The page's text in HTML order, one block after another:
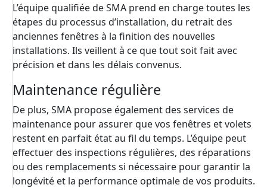
L’équipe qualifiée de SMA prend en charge toutes les
étapes du processus d’installation, du retrait des
anciennes fenêtres à la finition des nouvelles
installations. Ils veillent à ce que tout soit fait avec
précision et dans les délais convenus.
Maintenance régulière
De plus, SMA propose également des services de
maintenance pour assurer que vos fenêtres et volets
restent en parfait état au fil du temps. L’équipe peut
effectuer des inspections régulières, des réparations
ou des remplacements si nécessaire pour garantir la
longévité et la performance optimale de vos produits.